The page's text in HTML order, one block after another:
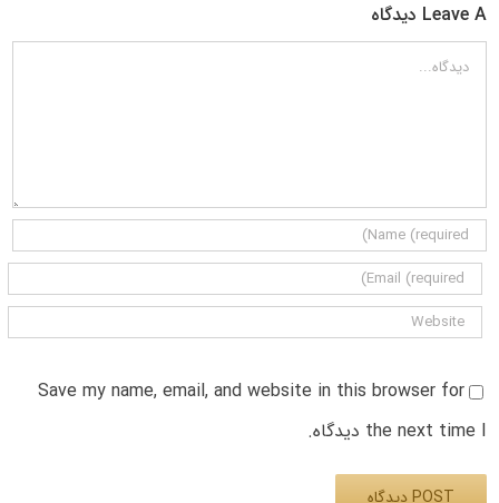
Leave A دیدگاه
دیدگاه
Save my name, email, and website in this browser for
the next time I دیدگاه.